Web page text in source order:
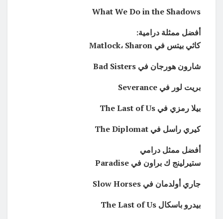
What We Do in the Shadows
أفضل ممثلة درامية:
كاثي بيتس في Matlock، Sharon
شارون هورجان في Bad Sisters
بريت لور في Severance
بيلا رمزي في The Last of Us
كيري راسل في The Diplomat
أفضل ممثل درامي
ستيرلينج ك براون في Paradise
جاري أولدمان في Slow Horses
بيدرو باسكال The Last of Us